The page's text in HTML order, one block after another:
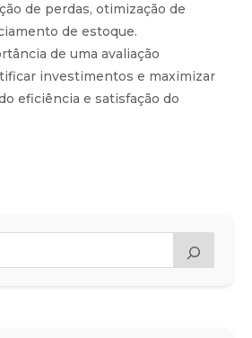
de perdas, otimização de
de estoque.
de uma avaliação
investimentos e maximizar
eficiência e satisfação do